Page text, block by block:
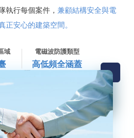
執行每個案件，兼顧結構安全與電
正安心的建築空間。
域 電磁波防護類型
高低頻全涵蓋